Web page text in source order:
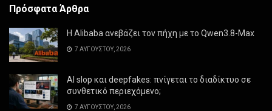
Πρόσφατα Άρθρα
Η Alibaba ανεβάζει τον πήχη με το Qwen3.8-Max
7 ΑΥΓΟΎΣΤΟΥ, 2026
AI slop και deepfakes: πνίγεται το διαδίκτυο σε
συνθετικό περιεχόμενο;
7 ΑΥΓΟΎΣΤΟΥ, 2026